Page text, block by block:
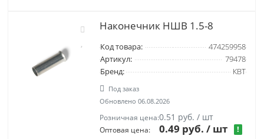
Наконечник НШВ 1.5-8
Код товара:
474259958
Артикул:
79478
Бренд:
КВТ
Под заказ
Обновлено 06.08.2026
Розничная цена:0.51 руб. / шт
Оптовая цена: 0.49 руб./ шт !